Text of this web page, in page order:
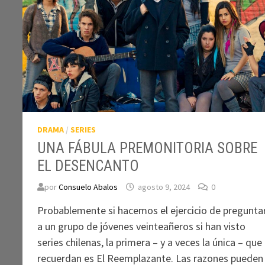
DRAMA /SERIES
UNA FÁBULA PREMONITORIA SOBRE
EL DESENCANTO
porConsuelo Abalos agosto 9, 2024 0
Probablemente si hacemos el ejercicio de
a un grupo de jóvenes veinteañeros si han visto
series chilenas, la primera – y a veces la única – que
recuerdan es El Reemplazante. Las razones pueden